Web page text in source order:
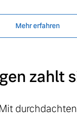
Mehr erfahren
zahlt
Mit durchdachten